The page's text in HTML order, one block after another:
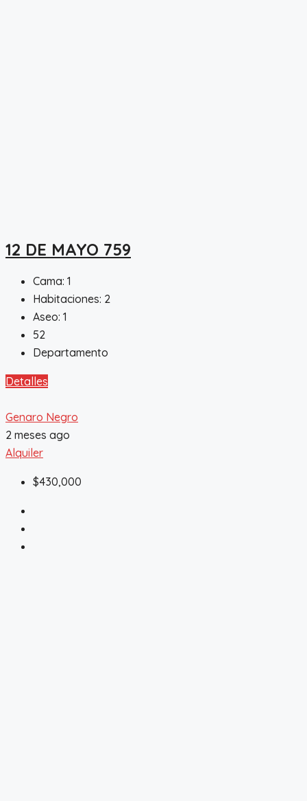
12 DE MAYO 759
Cama: 1
Habitaciones: 2
Aseo: 1
52
Departamento
Detalles
Genaro Negro
2 meses ago
Alquiler
$430,000